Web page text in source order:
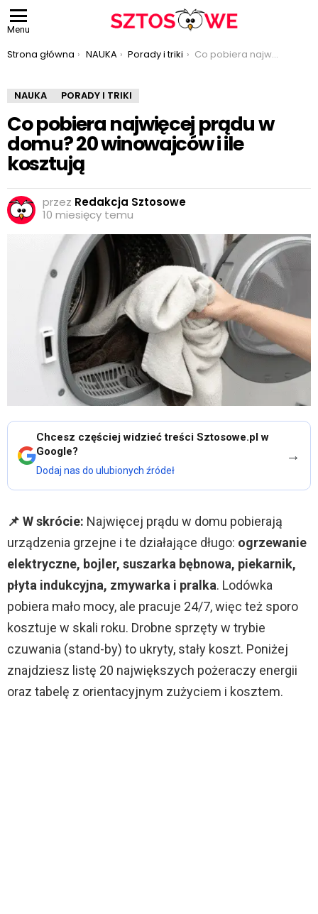
Menu
Jesteś tutaj:
Strona główna NAUKA Porady i triki Co pobiera najwięcej prądu w domu? 20 winowajców i ile kosztują
NAUKA PORADY I TRIKI
Co pobiera najwięcej prądu w
domu? 20 winowajców i ile
kosztują
przez Redakcja Sztosowe
10 miesięcy temu
Chcesz częściej widzieć treści Sztosowe.pl w
Google?
Dodaj nas do ulubionych źródeł
→
📌 W skrócie: Najwięcej prądu w domu pobierają
urządzenia grzejne i te działające długo: ogrzewanie
elektryczne, bojler, suszarka bębnowa, piekarnik,
płyta indukcyjna, zmywarka i pralka. Lodówka
pobiera mało mocy, ale pracuje 24/7, więc też sporo
kosztuje w skali roku. Drobne sprzęty w trybie
czuwania (stand-by) to ukryty, stały koszt. Poniżej
znajdziesz listę 20 największych pożeraczy energii
oraz tabelę z orientacyjnym zużyciem i kosztem.